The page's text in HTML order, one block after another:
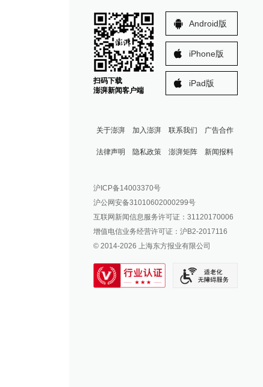
扫码下载
澎湃新闻客户端
Android版
iPhone版
iPad版
关于澎湃 加入澎湃 联系我们 广告合作
法律声明 隐私政策 澎湃矩阵
澎湃新闻公众号
澎湃新闻抖音号
派生万物开放平台
IP SHANGHAI
SIXTH TONE
新闻报料
报料邮箱: news@thepaper.cn
沪ICP备14003370号
沪公网安备31010602000299号
互联网新闻信息服务许可证：31120170006
增值电信业务经营许可证：沪B2-2017116
© 2014-2026 上海东方报业有限公司